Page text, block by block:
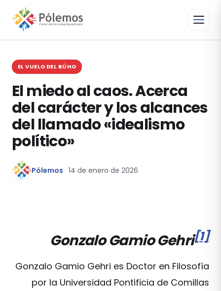
EL VUELO DEL BÚHO
El miedo al caos. Acerca
del carácter y los alcances
del llamado «idealismo
político»
Pólemos 14 de enero de 2026
Gonzalo Gamio Gehri[1]
Gonzalo Gamio Gehri es Doctor en Filosofía
por la Universidad Pontificia de Comillas